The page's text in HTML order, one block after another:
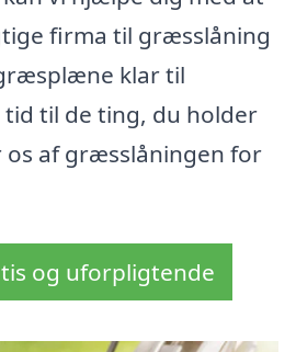
firma til græsslåning
klar til
til de ting, du holder
os af græsslåningen for
og uforpligtende